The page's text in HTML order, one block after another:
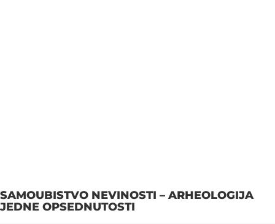
SAMOUBISTVO NEVINOSTI – ARHEOLOGIJA
JEDNE OPSEDNUTOSTI